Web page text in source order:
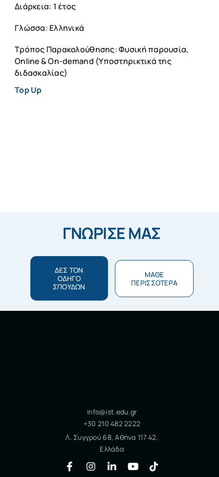
Διάρκεια: 1 έτος
Γλώσσα: Ελληνικά
Τρόπος Παρακολούθησης: Φυσική παρουσία,
Online & On-demand (Υποστηρικτικά της
διδασκαλίας)
Top Up
ΓΝΩΡΙΣΕ ΜΑΣ
ΔΕΣ ΤΟΝ
ΟΔΗΓΟ
ΣΠΟΥΔΩΝ
ΜΑΘΕ
ΠΕΡΙΣΣΟΤΕΡΑ
info@ist.edu.gr
+30 210 482 2222
Λ. Συγγρού 68, Αθήνα 117 42,
Ελλάδα